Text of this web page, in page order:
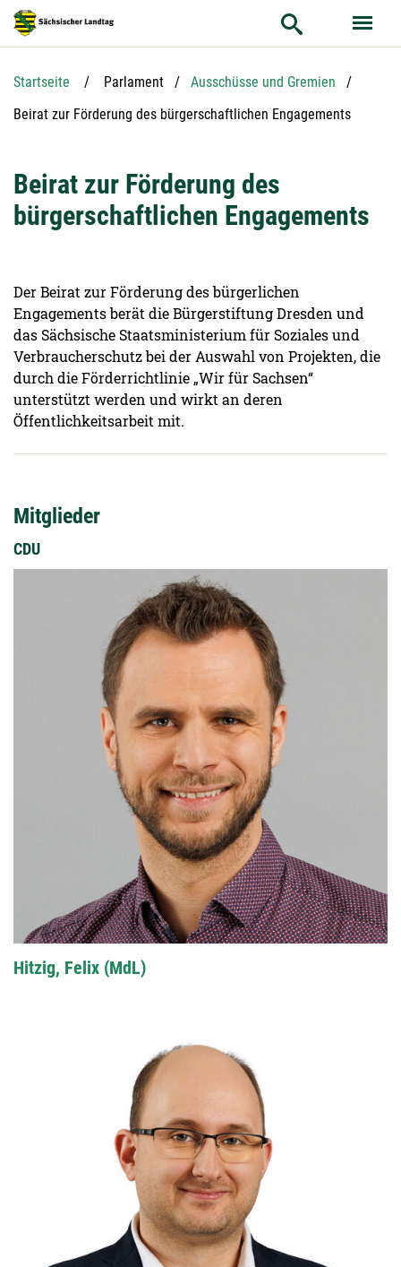
Hauptnavigation
Hauptinhalt
Service
Startseite Parlament
Ausschüsse und Gremien
Aktuelle Seite:
Beirat zur Förderung des bürgerschaftlichen Engagements
Beirat zur Förderung des
bürgerschaftlichen Engagements
Der Beirat zur Förderung des bürgerlichen
Engagements berät die Bürgerstiftung Dresden und
das Sächsische Staatsministerium für Soziales und
Verbraucherschutz bei der Auswahl von Projekten, die
durch die Förderrichtlinie „Wir für Sachsen“
unterstützt werden und wirkt an deren
Öffentlichkeitsarbeit mit.
Mitglieder
CDU
Hitzig, Felix (MdL)